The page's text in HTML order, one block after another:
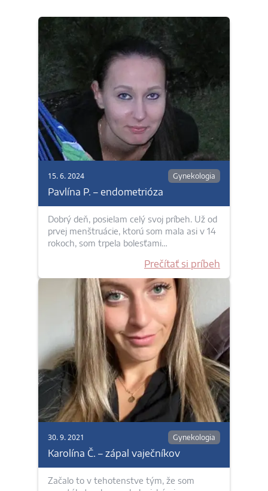
15. 6. 2024 Gynekologia
Pavlína P. – endometrióza
Dobrý deň, posielam celý svoj príbeh. Už od
prvej menštruácie, ktorú som mala asi v 14
rokoch, som trpela bolesťami…
Prečítať si príbeh
30. 9. 2021 Gynekologia
Karolína Č. – zápal vaječníkov
Začalo to v tehotenstve tým, že som